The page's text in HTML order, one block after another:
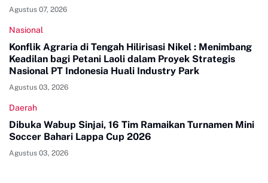
Agustus 07, 2026
Nasional
Konflik Agraria di Tengah Hilirisasi Nikel : Menimbang
Keadilan bagi Petani Laoli dalam Proyek Strategis
Nasional PT Indonesia Huali Industry Park
Agustus 03, 2026
Daerah
Dibuka Wabup Sinjai, 16 Tim Ramaikan Turnamen Mini
Soccer Bahari Lappa Cup 2026
Agustus 03, 2026